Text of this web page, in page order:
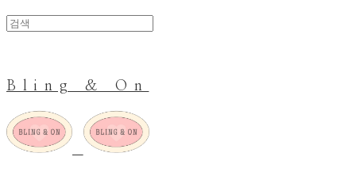
Bling & On